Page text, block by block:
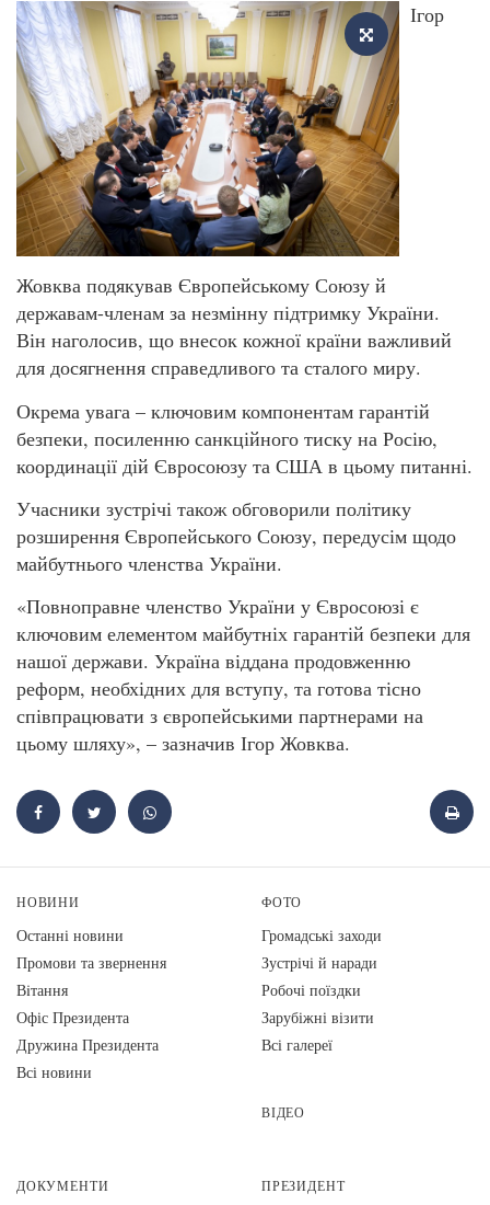
Ігор
Жовква подякував Європейському Союзу й
державам-членам за незмінну підтримку України.
Він наголосив, що внесок кожної країни важливий
для досягнення справедливого та сталого миру.
Окрема увага – ключовим компонентам гарантій
безпеки, посиленню санкційного тиску на Росію,
координації дій Євросоюзу та США в цьому питанні.
Учасники зустрічі також обговорили політику
розширення Європейського Союзу, передусім щодо
майбутнього членства України.
«Повноправне членство України у Євросоюзі є
ключовим елементом майбутніх гарантій безпеки для
нашої держави. Україна віддана продовженню
реформ, необхідних для вступу, та готова тісно
співпрацювати з європейськими партнерами на
цьому шляху», – зазначив Ігор Жовква.
НОВИНИ
Останні новини
Промови та звернення
Вiтання
Офіс Президента
Дружина Президента
Всі новини
ФОТО
Громадські заходи
Зустрічі й наради
Робочі поїздки
Зарубіжні візити
Всі галереї
ВІДЕО
ДОКУМЕНТИ ПРЕЗИДЕНТ